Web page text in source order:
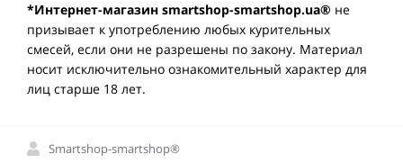
*Интернет-магазин smartshop-smartshop.ua® не
призывает к употреблению любых курительных
смесей, если они не разрешены по закону. Материал
носит исключительно ознакомительный характер для
лиц старше 18 лет.
Smartshop-smartshop®